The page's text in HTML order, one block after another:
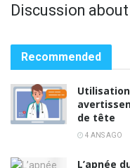
Discussion
Recommended
de tête
4 ANS AGO
L’apnée